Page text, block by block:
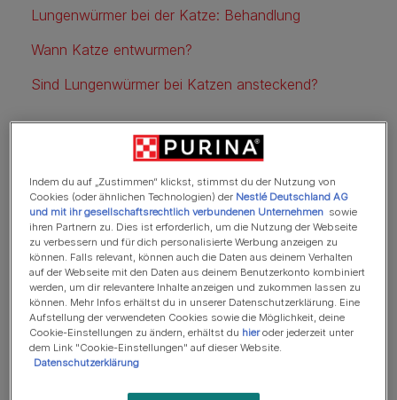
Lungenwürmer bei der Katze: Behandlung
Wann Katze entwurmen?
Sind Lungenwürmer bei Katzen ansteckend?
Was sind Lungenwürmer?
Lungenwürmer sindParasiten, also kleine Lebewesen,
die sich in der Lunge großer Lebewesen festsetzen, um
sich dort fortzupflanzen. Der Katzenlungenwurm
(Aelurostrongylus abstrusus) ist der häufigste
Lungenparasit bei Katzen, gefolgt vom Lungenhaarwurm
(Capillaria aerophila), der vor allem Füchse und Igel, aber
auch Hunde und Katzen befällt. Der Katzenlungenwurm
kommt bei bis zu 15 % der Katzen in Deutschland vor,
Indem du auf „Zustimmen“ klickst, stimmst du der Nutzung von
Cookies (oder ähnlichen Technologien) der Nestlé Deutschland AG
und mit ihr gesellschaftsrechtlich verbundenen Unternehmen sowie
ihren Partnern zu. Dies ist erforderlich, um die Nutzung der Webseite
zu verbessern und für dich personalisierte Werbung anzeigen zu
können. Falls relevant, können auch die Daten aus deinem Verhalten
auf der Webseite mit den Daten aus deinem Benutzerkonto kombiniert
werden, um dir relevantere Inhalte anzeigen und zukommen lassen zu
können. Mehr Infos erhältst du in unserer Datenschutzerklärung. Eine
Aufstellung der verwendeten Cookies sowie die Möglichkeit, deine
Cookie-Einstellungen zu ändern, erhältst du hieroder jederzeit unter
dem Link "Cookie-Einstellungen" auf dieser Website.
Datenschutzerklärung